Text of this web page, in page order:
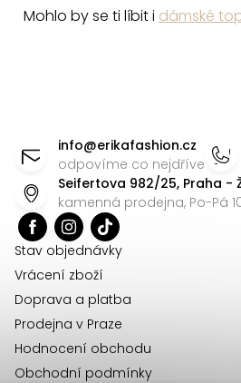
Mohlo by se ti líbit i dámské
info@erikafashion.cz
odpovíme co nejdříve
Seifertova 982/25, Praha -
kamenná prodejna, Po-Pá
Stav objednávky
Vrácení zboží
Doprava a platba
Prodejna v Praze
Hodnocení obchodu
Obchodní podmínky